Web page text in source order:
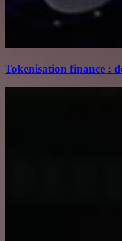
Tokenisation finance :